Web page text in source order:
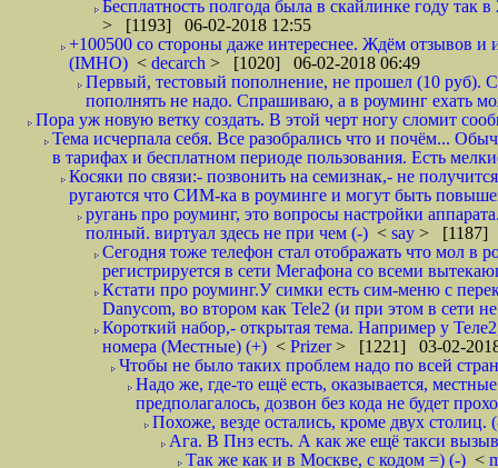
Бесплатность полгода была в скайлинке году
> [1193] 06-02-2018 12:55
+100500 со стороны даже интереснее. Ждём отзывов и
(IMHO) < decarch > [1020] 06-02-2018 06:49
Первый, тестовый пополнение, не прошел (10 руб).
пополнять не надо. Спрашиваю, а в роуминг ехать
Пора уж новую ветку создать. В этой черт ногу сломит
Тема исчерпала себя. Все разобрались что и почём...
в тарифах и бесплатном периоде пользования. Есть
Косяки по связи:- позвонить на семизнак,- не
ругаются что СИМ-ка в роуминге и могут быть
ругань про роуминг, это вопросы настройки
полный. виртуал здесь не при чем (-) < say > [1187]
Сегодня тоже телефон стал отображать что мол в
регистрируется в сети Мегафона со всеми
Кстати про роуминг.У симки есть сим-меню с
Danycom, во втором как Tele2 (и при этом в сети
Короткий набор,- открытая тема. Например у
номера (Местные) (+) < Prizer> [1221] 03-02-
Чтобы не было таких проблем надо по всей
Надо же, где-то ещё есть, оказывается,
предполагалось, дозвон без кода не будет
Похоже, везде остались, кроме двух
Ага. В Пнз есть. А как же ещё такси
Так же как и в Москве, с кодом =) (-) <